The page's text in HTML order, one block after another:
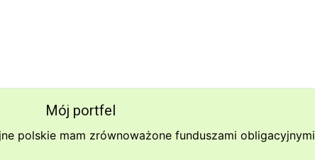
Mój portfel
polskie mam zrównoważone funduszami obligacyjnymi